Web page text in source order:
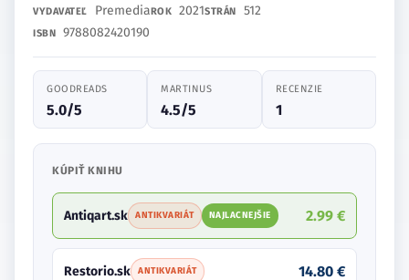
VYDAVATEĽ PremediaROK 2021STRÁN 512
ISBN 9788082420190
GOODREADS
5.0/5
MARTINUS
4.5/5
RECENZIE
1
KÚPIŤ KNIHU
Antiqart.sk ANTIKVARIÁT NAJLACNEJŠIE 2.99 €
Restorio.sk ANTIKVARIÁT 14.80 €